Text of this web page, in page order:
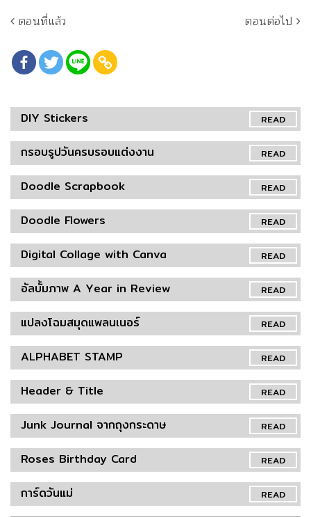
ตอนที่แล้ว ตอนต่อไป
READ
DIY Stickers
READ
กรอบรูปวันครบรอบแต่งงาน
READ
Doodle Scrapbook
READ
Doodle Flowers
READ
Digital Collage with Canva
READ
อัลบั้มภาพ A Year in Review
READ
แปลงโฉมสมุดแพลนเนอร์
READ
ALPHABET STAMP
READ
Header & Title
READ
Junk Journal จากถุงกระดาษ
READ
Roses Birthday Card
READ
การ์ดวันแม่